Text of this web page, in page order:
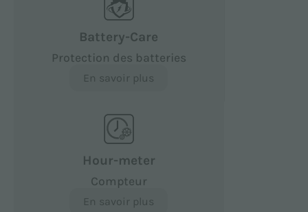
Battery-Care
Protection des batteries
En savoir plus
Hour-meter
Compteur
En savoir plus